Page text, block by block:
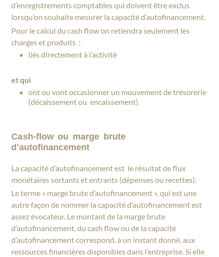
d’enregistrements comptables qui doivent être exclus
lorsqu’on souhaite mesurer la capacité d’autofinancement.
Pour le calcul du cash flow on retiendra seulement les
charges et produits :
liés directement à l’activité
et qui
ont ou vont occasionner un mouvement de trésorerie
(décaissement ou encaissement).
Cash-flow ou marge brute
d'autofinancement
La capacité d’autofinancement est le résultat de flux
monétaires sortants et entrants (dépenses ou recettes).
Le terme « marge brute d’autofinancement », qui est une
autre façon de nommer la capacité d’autofinancement est
assez évocateur. Le montant de la marge brute
d’autofinancement, du cash flow ou de la capacité
d’autofinancement correspond, à un instant donné, aux
ressources financières disponibles dans l’entreprise. Si elle